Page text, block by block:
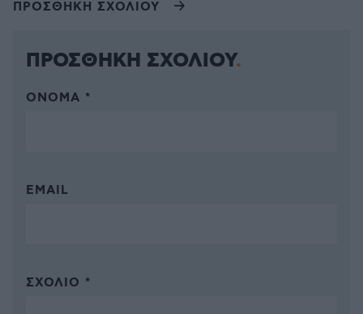
ΠΡΟΣΘΗΚΗ ΣΧΟΛΙΟΥ
ΠΡΟΣΘΗΚΗ ΣΧΟΛΙΟΥ
ΌΝΟΜΑ *
EMAIL
ΣΧΌΛΙΟ *